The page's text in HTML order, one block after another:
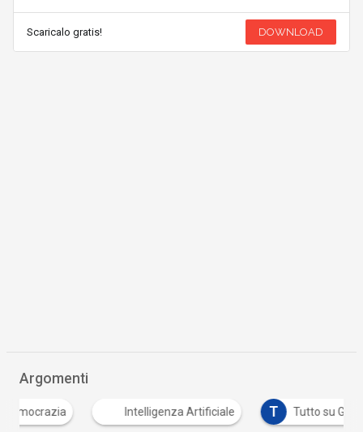
Scaricalo gratis! DOWNLOAD
Argomenti
Intelligenza Artificiale T Tutto su GDPR